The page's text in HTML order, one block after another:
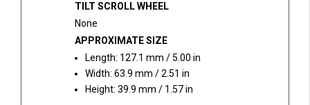
TILT SCROLL WHEEL
None
APPROXIMATE SIZE
Length: 127.1 mm / 5.00 in
Width: 63.9 mm / 2.51 in
Height: 39.9 mm / 1.57 in